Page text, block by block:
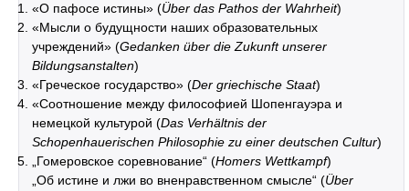
«О пафосе истины» (Über das Pathos der Wahrheit)
«Мысли о будущности наших образовательных
учреждений» (Gedanken über die Zukunft unserer
Bildungsanstalten)
«Греческое государство» (Der griechische Staat)
«Соотношение между философией Шопенгауэра и
немецкой культурой (Das Verhältnis der
Schopenhauerischen Philosophie zu einer deutschen Cultur)
„Гомеровское соревнование“ (Homers Wettkampf)
„Об истине и лжи во вненравственном смысле“ (Über